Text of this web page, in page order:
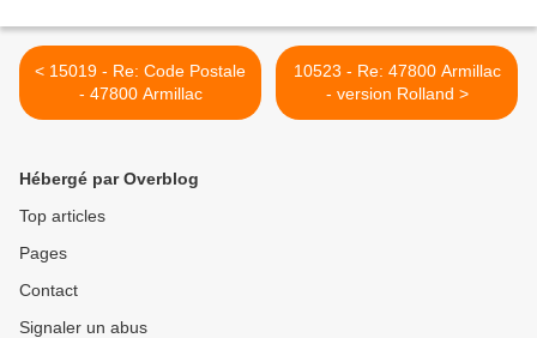
< 15019 - Re: Code Postale
- 47800 Armillac
10523 - Re: 47800 Armillac
- version Rolland >
Hébergé par Overblog
Top articles
Pages
Contact
Signaler un abus